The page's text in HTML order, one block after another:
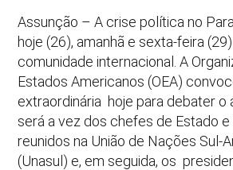
Assunção – A crise política no
hoje (26), amanhã e sexta-feira
comunidade internacional. A
Estados Americanos (OEA)
extraordinária hoje para debater o
será a vez dos chefes de Estado e
reunidos na União de Nações Sul-
(Unasul) e, em seguida, os